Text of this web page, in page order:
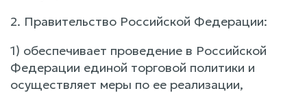
2. Правительство Российской Федерации:
1) обеспечивает проведение в Российской
Федерации единой торговой политики и
осуществляет меры по ее реализации,